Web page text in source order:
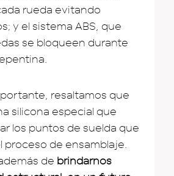
rueda evitando
y el sistema ABS, que
se bloqueen durante
resaltamos que
silicona especial que
los puntos de suelda que
proceso de ensamblaje.
de brindarnos